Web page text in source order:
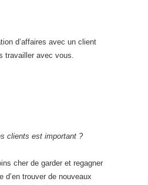
d’affaires avec un client
travailler avec vous.
clients est important ?
cher de garder et regagner
d’en trouver de nouveaux